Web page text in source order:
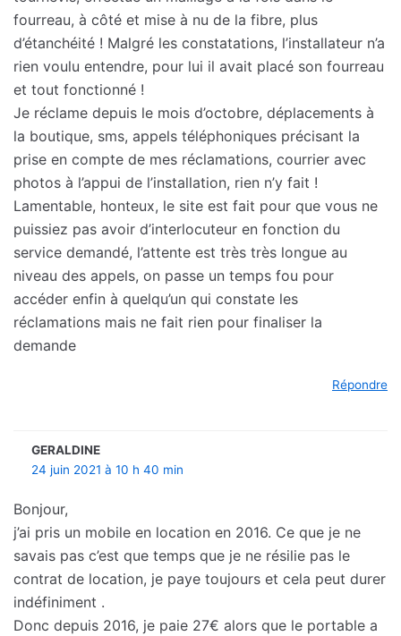
fourreau, à côté et mise à nu de la fibre, plus
d’étanchéité ! Malgré les constatations, l’installateur n’a
rien voulu entendre, pour lui il avait placé son fourreau
et tout fonctionné !
Je réclame depuis le mois d’octobre, déplacements à
la boutique, sms, appels téléphoniques précisant la
prise en compte de mes réclamations, courrier avec
photos à l’appui de l’installation, rien n’y fait !
Lamentable, honteux, le site est fait pour que vous ne
puissiez pas avoir d’interlocuteur en fonction du
service demandé, l’attente est très très longue au
niveau des appels, on passe un temps fou pour
accéder enfin à quelqu’un qui constate les
réclamations mais ne fait rien pour finaliser la
demande
Répondre
GERALDINE
24 juin 2021 à 10 h 40 min
Bonjour,
j’ai pris un mobile en location en 2016. Ce que je ne
savais pas c’est que temps que je ne résilie pas le
contrat de location, je paye toujours et cela peut durer
indéfiniment .
Donc depuis 2016, je paie 27€ alors que le portable a